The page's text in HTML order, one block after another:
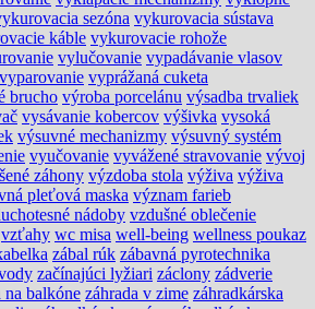
sezóna vykurovacia sústava
káble vykurovacie rohože
vylučovanie vypadávanie vlasov
vyparovanie vyprážaná cuketa
brucho výroba porcelánu výsadba trvaliek
vysávanie kobercov výšivka vysoká
výsuvné mechanizmy výsuvný systém
vyučovanie vyvážené stravovanie vývoj
záhony výzdoba stola výživa výživa
pleťová maska význam farieb
nádoby vzdušné oblečenie
vzťahy wc misa well-being wellness poukaz
zábal rúk zábavná pyrotechnika
začínajúci lyžiari záclony zádverie
na balkóne záhrada v zime záhradkárska